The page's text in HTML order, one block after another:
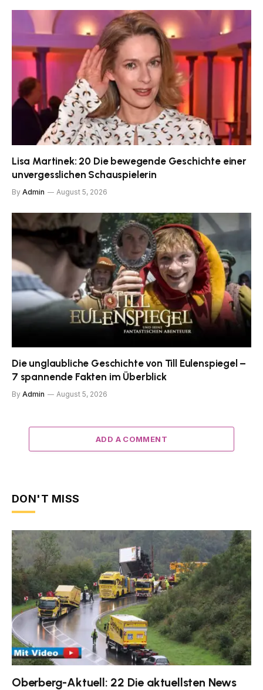
Lisa Martinek: 20 Die bewegende Geschichte einer
unvergesslichen Schauspielerin
By Admin August 5, 2026
Die unglaubliche Geschichte von Till Eulenspiegel –
7 spannende Fakten im Überblick
By Admin August 5, 2026
ADD A COMMENT
DON'T MISS
Oberberg-Aktuell: 22 Die aktuellsten News